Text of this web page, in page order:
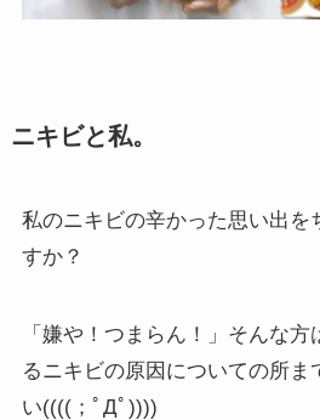
ニキビと私。
私のニキビの辛かった思い出を
すか？
「嫌や！つまらん！」そんな
るニキビの原因についての所ま
い((((；ﾟДﾟ))))